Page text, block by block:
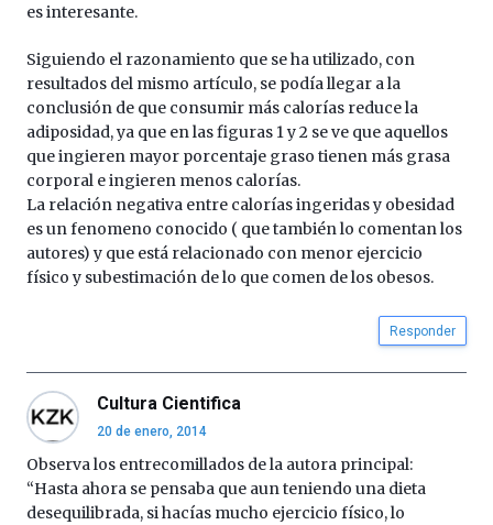
es interesante.
Siguiendo el razonamiento que se ha utilizado, con
resultados del mismo artículo, se podía llegar a la
conclusión de que consumir más calorías reduce la
adiposidad, ya que en las figuras 1 y 2 se ve que aquellos
que ingieren mayor porcentaje graso tienen más grasa
corporal e ingieren menos calorías.
La relación negativa entre calorías ingeridas y obesidad
es un fenomeno conocido ( que también lo comentan los
autores) y que está relacionado con menor ejercicio
físico y subestimación de lo que comen de los obesos.
Responder
Cultura Cientifica
20 de enero, 2014
Observa los entrecomillados de la autora principal:
“Hasta ahora se pensaba que aun teniendo una dieta
desequilibrada, si hacías mucho ejercicio físico, lo